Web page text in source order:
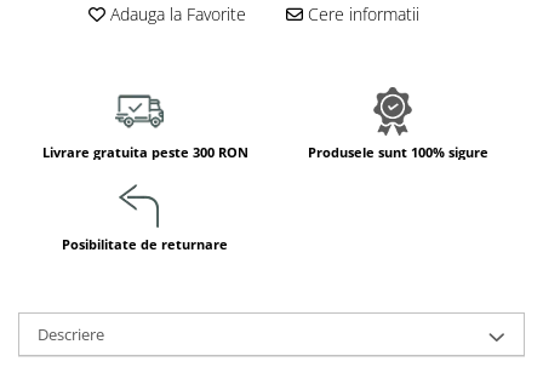
Jucarii de constructii
Jocuri matematice
Jucării de sortare
Dezvoltare proprioceptiva
Dezvoltare vestibulara
Jucarii de echilibru
Mingi terapeutice
Adauga la Favorite Cere informatii
Livrare gratuita peste 300 RON Produsele sunt 100% sigure
Posibilitate de returnare
Descriere